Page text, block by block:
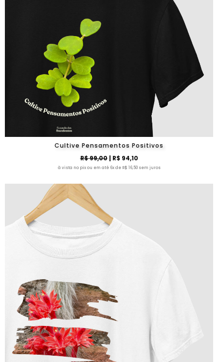
Cultive Pensamentos Positivos
R$ 99,00| R$ 94,10
à vista no pix ou em até 6x de R$ 16,50 sem juros